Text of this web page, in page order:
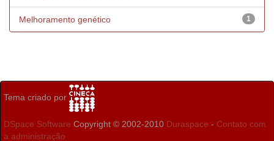
1
Melhoramento genético
Tema criado por
DSpace Software Copyright © 2002-2010 Duraspace - Contato com
a administração